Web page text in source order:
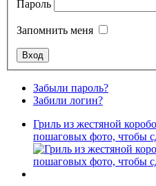
Пароль
Запомнить меня
Забыли пароль?
Забили логин?
Гриль из жестяной
пошаговых фото, чтобы